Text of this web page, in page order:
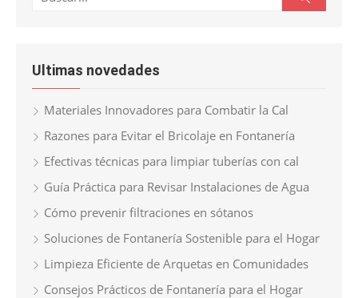
Ultimas novedades
Materiales Innovadores para Combatir la Cal
Razones para Evitar el Bricolaje en Fontanería
Efectivas técnicas para limpiar tuberías con cal
Guía Práctica para Revisar Instalaciones de Agua
Cómo prevenir filtraciones en sótanos
Soluciones de Fontanería Sostenible para el Hogar
Limpieza Eficiente de Arquetas en Comunidades
Consejos Prácticos de Fontanería para el Hogar